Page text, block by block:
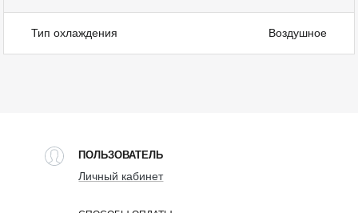
Тип охлаждения Воздушное
ПОЛЬЗОВАТЕЛЬ
Личный кабинет